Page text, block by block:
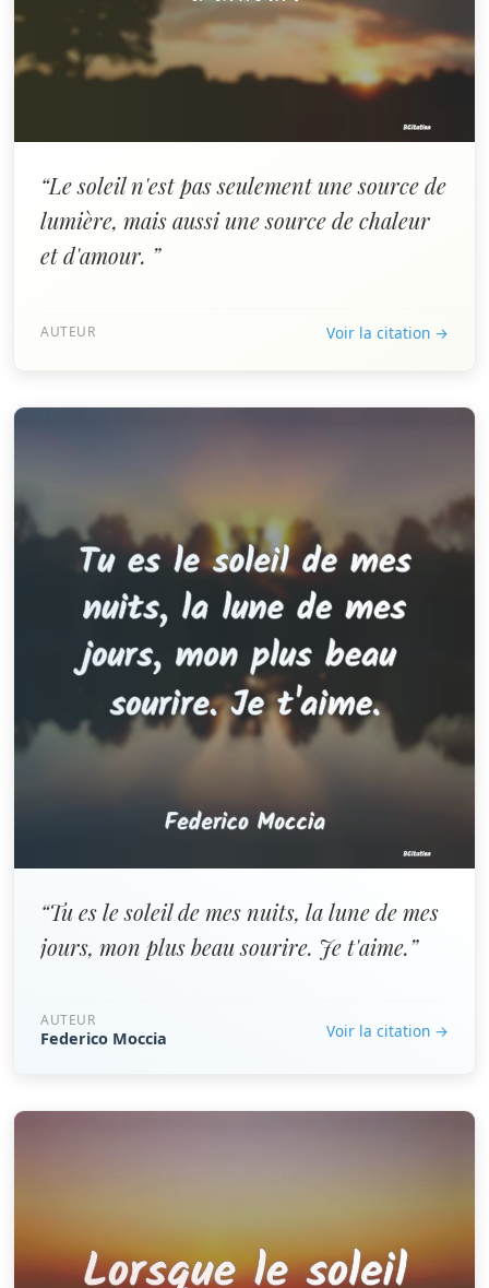
“Le soleil n'est pas seulement une source de
lumière, mais aussi une source de chaleur
et d'amour. ”
AUTEUR Voir la citation →
“Tu es le soleil de mes nuits, la lune de mes
jours, mon plus beau sourire. Je t'aime.”
AUTEUR
Federico Moccia Voir la citation →